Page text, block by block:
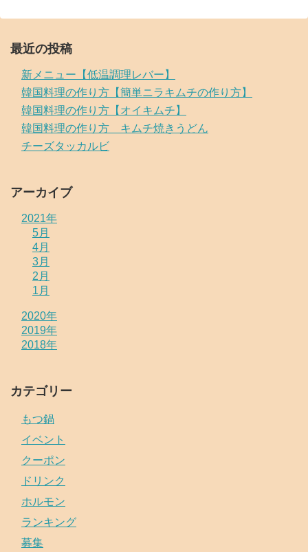
最近の投稿
新メニュー【低温調理レバー】
韓国料理の作り方【簡単ニラキムチの作り方】
韓国料理の作り方【オイキムチ】
韓国料理の作り方 キムチ焼きうどん
チーズタッカルビ
アーカイブ
2021年
5月
4月
3月
2月
1月
2020年
2019年
2018年
カテゴリー
もつ鍋
イベント
クーポン
ドリンク
ホルモン
ランキング
募集